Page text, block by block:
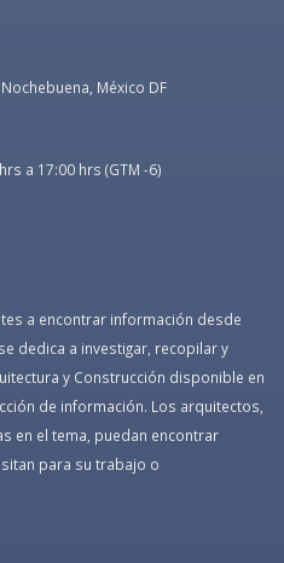
México DF
a 17:00 hrs (GTM -6)
a encontrar información desde
dedica a investigar, recopilar y
y Construcción disponible en
de información. Los arquitectos,
en el tema, puedan encontrar
para su trabajo o